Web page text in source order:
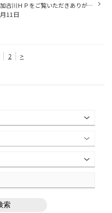
タイヤ館加古川ＨＰをご覧いただきありがとうございます！ 昨日は暑かったのと風があって大変でしたね。 皆様は熱中症対策はしっかりできてますか？ さて、タイヤ館加古川は明日１２日から１４日までお休みをいただくのですが皆様その前の最終チェックにご来店頂きました！！ その一つが「アライメ...
11日
2 >